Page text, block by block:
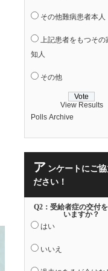
その他難病患者本人
上記患者をもつその
知人
その他
View Results
Polls Archive
ア ンケートにご
ださい！
Q2：受給者症の交付
いますか？
はい
いいえ